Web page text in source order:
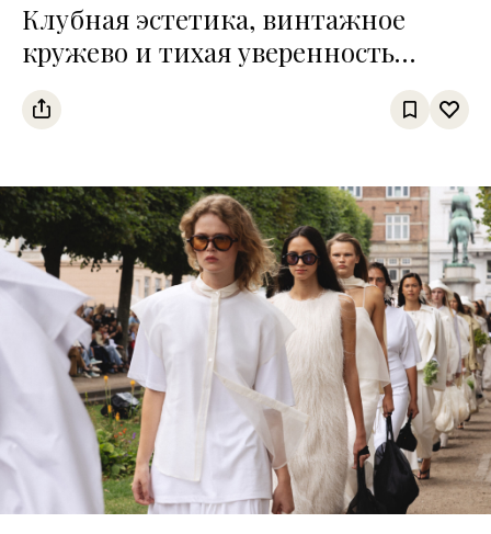
Клубная эстетика, винтажное
кружево и тихая уверенность
Недели моды в Копенгагене